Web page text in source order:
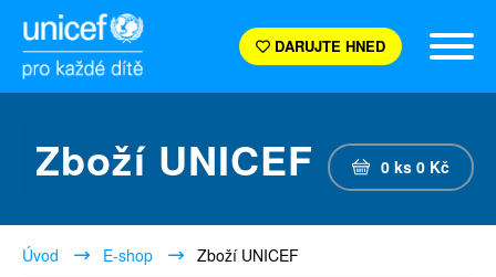
DARUJTE HNED
Zboží UNICEF 0 ks 0 Kč
Úvod E-shop Zboží UNICEF